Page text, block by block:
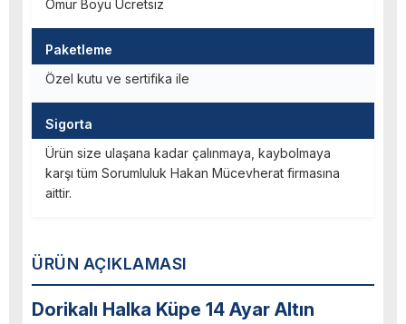
ÜRÜN AÇIKLAMASI
Dorikalı Halka Küpe 14 Ayar Altın
Ömür Boyu Ücretsiz
Paketleme
Özel kutu ve sertifika ile
Sigorta
Ürün size ulaşana kadar çalınmaya, kaybolmaya
karşı tüm Sorumluluk Hakan Mücevherat firmasına
aittir.